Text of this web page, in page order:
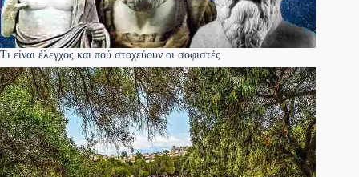
Τι είναι έλεγχος και πού στοχεύουν οι σοφιστές